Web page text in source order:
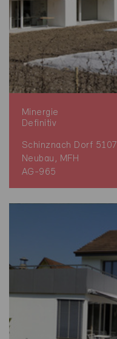
Minergie
Definitiv
Schinznach Dorf 5107
Neubau, MFH
AG-965